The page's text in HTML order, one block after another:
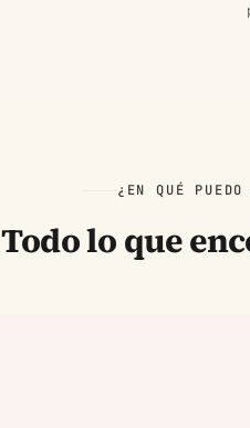
¿EN QUÉ PUEDO
Todo lo que